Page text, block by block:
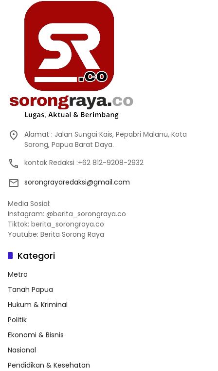
Alamat : Jalan Sungai Kais, Pepabri Malanu, Kota
Sorong, Papua Barat Daya.
kontak Redaksi :+62 812-9208-2932
sorongrayaredaksi@gmail.com
Media Sosial:
Instagram: @berita_sorongraya.co
Tiktok: berita_sorongraya.co
Youtube: Berita Sorong Raya
Kategori
Metro
Tanah Papua
Hukum & Kriminal
Politik
Ekonomi & Bisnis
Nasional
Pendidikan & Kesehatan